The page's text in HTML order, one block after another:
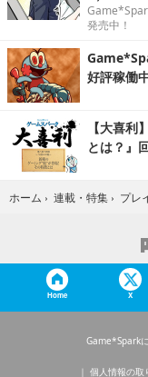
発売中！
好評稼働
【大喜利
とは？』
ホーム › 連載・特集 › プレ
Home X
Game*Spark
個人情報の取